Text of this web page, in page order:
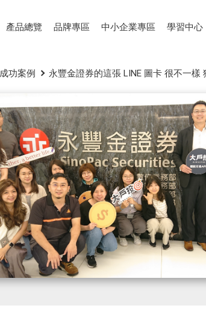
產品總覽 品牌專區 中小企業專區 學習中心
成功案例 永豐金證券的這張 LINE 圖卡 很不一